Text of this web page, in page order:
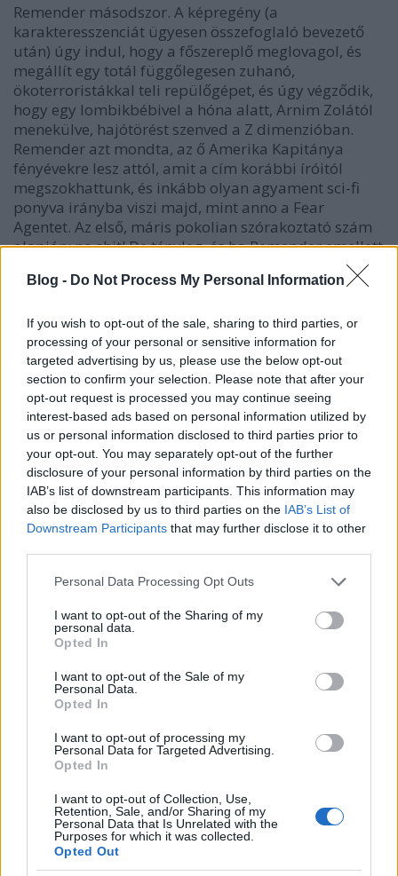
Blog - Do Not Process My Personal Information
If you wish to opt-out of the sale, sharing to third parties, or
processing of your personal or sensitive information for
targeted advertising by us, please use the below opt-out
section to confirm your selection. Please note that after your
opt-out request is processed you may continue seeing
interest-based ads based on personal information utilized by
us or personal information disclosed to third parties prior to
your opt-out. You may separately opt-out of the further
disclosure of your personal information by third parties on the
IAB’s list of downstream participants. This information may
also be disclosed by us to third parties on the IAB’s List of
Downstream Participants that may further disclose it to other
Please note that this website/app uses one or more Google
not limited to your visit or usage behaviour. You may click to
grant or deny consent to Google and its third-party tags to
use your data for below specified purposes in below Google
consent section.
Personal Data Processing Opt Outs
I want to opt-out of the Sharing of my
personal data.
Opted In
I want to opt-out of the Sale of my
Personal Data.
Opted In
I want to opt-out of processing my
Personal Data for Targeted Advertising.
Opted In
I want to opt-out of Collection, Use,
Retention, Sale, and/or Sharing of my
Personal Data that Is Unrelated with the
Purposes for which it was collected.
Opted Out
Remender másodszor. A képregény (a
karakteresszenciát ügyesen összefoglaló bevezető
után) úgy indul, hogy a főszereplő meglovagol, és
megállít egy totál függőlegesen zuhanó,
ökoterroristákkal teli repülőgépet, és úgy végződik,
hogy egy lombikbébivel a hóna alatt, Arnim Zolától
menekülve, hajótörést szenved a Z dimenzióban.
Remender azt mondta, az ő Amerika Kapitánya
fényévekre lesz attól, amit a cím korábbi íróitól
megszokhattunk, és inkább olyan agyament sci-fi
ponyva irányba viszi majd, mint anno a Fear
Agentet. Az első, máris pokolian szórakoztató szám
alapján: no shit! De tényleg, és ha Remender emellett
kalandok közepette leás Steve Rogers karakterének
egyébként is, ha ez a széria csak feleolyan jó lesz,
mint amaz, amivel híressé vált, már meg is van az év
Marvel-címe. John Romita Jr. is remek formában van,
már a borító is egy gyönyörűség. Aki unja, hogy ezek
a riláncsok mindig csak ígérik az újdonságot, aztán
mégis csak ugyanazt csomagolják kicsit új köntösbe,
az vessen egy pillantást erre.